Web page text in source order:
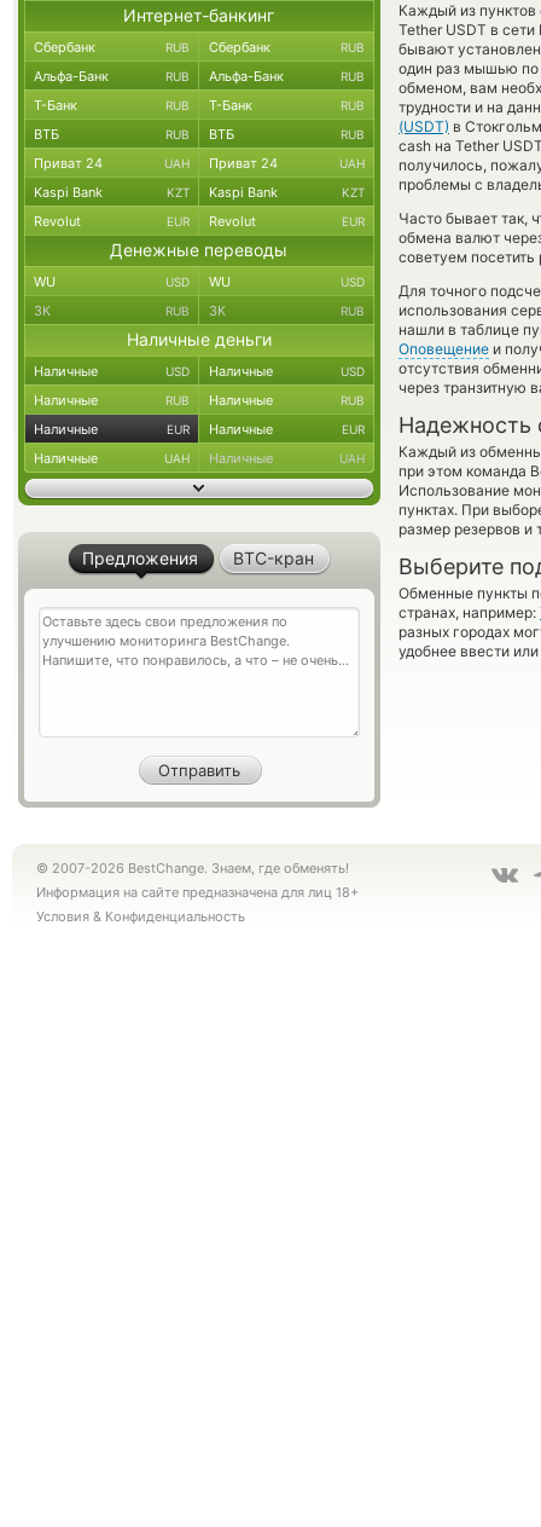
Каждый из пунктов
Tether USDT в
бывают
один раз мышью по
обменом, вам
трудности и на
(USDT) в
cash на Tether
получилось,
проблемы с
Часто бывает так,
обмена валют
советуем посетить
Для точного
использования
нашли в таблице
Оповещение и
отсутствия
через транзитную
Надежность
Каждый из
при этом команда
Использование
пунктах. При
размер резервов и
Выберите
Обменные пункты
странах, например:
разных городах
удобнее ввести
Интернет-банкинг
Сбербанк RUB Сбербанк RUB
Альфа-Банк RUB Альфа-Банк RUB
Т-Банк RUB Т-Банк RUB
ВТБ RUB ВТБ RUB
Приват 24 UAH Приват 24 UAH
Kaspi Bank KZT Kaspi Bank KZT
Revolut EUR Revolut EUR
Денежные переводы
WU USD WU USD
ЗК RUB ЗК RUB
Наличные деньги
Наличные USD Наличные USD
Наличные RUB Наличные RUB
Наличные EUR Наличные EUR
Наличные UAH Наличные UAH
Предложения BTC-кран
© 2007-2026 BestChange. Знаем, где обменять!
Информация на сайте предназначена для лиц 18+
Условия & Конфиденциальность